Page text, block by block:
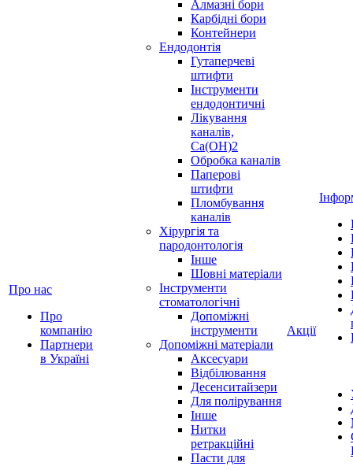
Про нас
Про
компанію
Партнери
в Україні
Алмазні бори
Карбідні бори
Контейнери
Ендодонтія
Гутаперчеві
штифти
Інструменти
ендодонтичні
Лікування
каналів,
Ca(OH)2
Обробка каналів
Паперові
штифти
Пломбування
каналів
Хірургія та
пародонтологія
Інше
Шовні матеріали
Інструменти
стоматологічні
Допоміжні
інструменти
Допоміжні матеріали
Аксесуари
Відбілювання
Десенситайзери
Для полірування
Інше
Нитки
ретракційні
Пасти для
Акції